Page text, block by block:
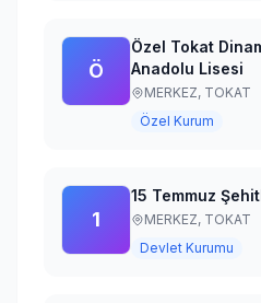
Ö
Özel Tokat
Anadolu Lisesi
MERKEZ, TOKAT
Özel Kurum
1
15 Temmuz
MERKEZ, TOKAT
Devlet Kurumu